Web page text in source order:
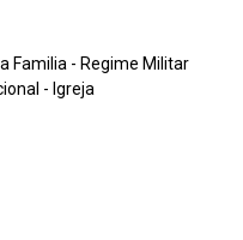
Familia - Regime Militar
- Igreja